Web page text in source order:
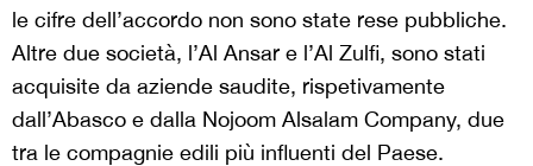
le cifre dell’accordo non sono state rese pubbliche.
Altre due società, l’Al Ansar e l’Al Zulfi, sono stati
acquisite da aziende saudite, rispetivamente
dall’Abasco e dalla Nojoom Alsalam Company, due
tra le compagnie edili più influenti del Paese.